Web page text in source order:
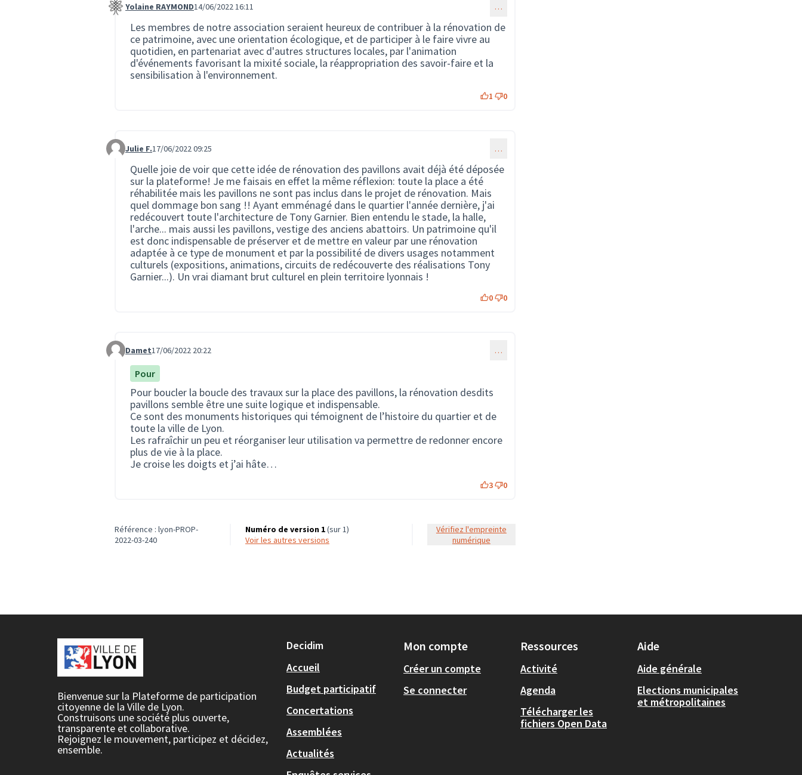
Commentaire 1408
Yolaine RAYMOND14/06/2022 16:11 …
Les membres de notre association seraient heureux de contribuer à la rénovation de
ce patrimoine, avec une orientation écologique, et de participer à le faire vivre au
quotidien, en partenariat avec d'autres structures locales, par l'animation
d'événements favorisant la mixité sociale, la réappropriation des savoir-faire et la
sensibilisation à l'environnement.
1 0
Commentaire 1517
Julie F.17/06/2022 09:25 …
Quelle joie de voir que cette idée de rénovation des pavillons avait déjà été déposée
sur la plateforme! Je me faisais en effet la même réflexion: toute la place a été
réhabilitée mais les pavillons ne sont pas inclus dans le projet de rénovation. Mais
quel dommage bon sang !! Ayant emménagé dans le quartier l'année dernière, j'ai
redécouvert toute l'architecture de Tony Garnier. Bien entendu le stade, la halle,
l'arche... mais aussi les pavillons, vestige des anciens abattoirs. Un patrimoine qu'il
est donc indispensable de préserver et de mettre en valeur par une rénovation
adaptée à ce type de monument et par la possibilité de divers usages notamment
culturels (expositions, animations, circuits de redécouverte des réalisations Tony
Garnier...). Un vrai diamant brut culturel en plein territoire lyonnais !
0 0
Commentaire 1584
Damet17/06/2022 20:22 …
Pour
Pour boucler la boucle des travaux sur la place des pavillons, la rénovation desdits
pavillons semble être une suite logique et indispensable.
Ce sont des monuments historiques qui témoignent de l’histoire du quartier et de
toute la ville de Lyon.
Les rafraîchir un peu et réorganiser leur utilisation va permettre de redonner encore
plus de vie à la place.
Je croise les doigts et j’ai hâte…
3 0
Référence : lyon-PROP-
2022-03-240
Numéro de version 1(sur 1)
voir les autres versions
Vérifiez l'empreinte
numérique
Bienvenue sur la Plateforme de participation
citoyenne de la Ville de Lyon.
Construisons une société plus ouverte,
transparente et collaborative.
Rejoignez le mouvement, participez et décidez,
ensemble.
Decidim
Accueil
Budget participatif
Concertations
Assemblées
Actualités
Mon compte
Créer un compte
Se connecter
Ressources
Activité
Agenda
Télécharger les
fichiers Open Data
Aide
Aide générale
Elections municipales
et métropolitaines